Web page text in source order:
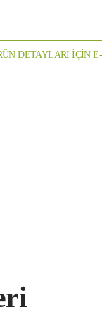
DETAYLARI İÇİN